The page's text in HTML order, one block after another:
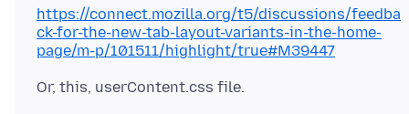
https://connect.mozilla.org/t5/discussions/feedba
ck-for-the-new-tab-layout-variants-in-the-home-
page/m-p/101511/highlight/true#M39447